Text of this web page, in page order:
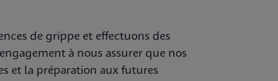
de grippe et effectuons des
à nous assurer que nos
et la préparation aux futures